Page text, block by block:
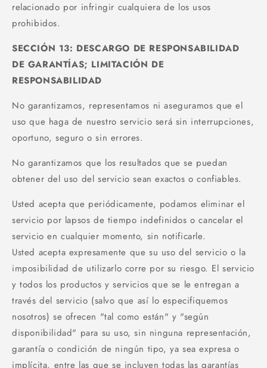
relacionado por infringir cualquiera de los usos
prohibidos.
SECCIÓN 13: DESCARGO DE RESPONSABILIDAD
DE GARANTÍAS; LIMITACIÓN DE
RESPONSABILIDAD
No garantizamos, representamos ni aseguramos que el
uso que haga de nuestro servicio será sin interrupciones,
oportuno, seguro o sin errores.
No garantizamos que los resultados que se puedan
obtener del uso del servicio sean exactos o confiables.
Usted acepta que periódicamente, podamos eliminar el
servicio por lapsos de tiempo indefinidos o cancelar el
servicio en cualquier momento, sin notificarle.
Usted acepta expresamente que su uso del servicio o la
imposibilidad de utilizarlo corre por su riesgo. El servicio
y todos los productos y servicios que se le entregan a
través del servicio (salvo que así lo especifiquemos
nosotros) se ofrecen "tal como están" y "según
disponibilidad" para su uso, sin ninguna representación,
garantía o condición de ningún tipo, ya sea expresa o
implícita, entre las que se incluyen todas las garantías